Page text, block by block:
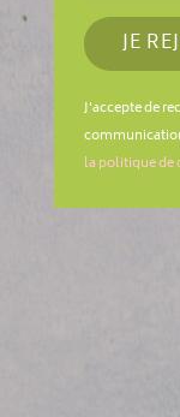
JE
J'accepte de
la politique